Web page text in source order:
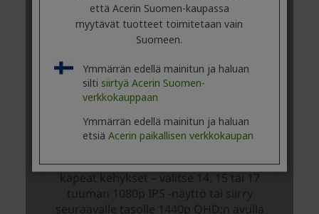
että Acerin Suomen-kaupassa
myytävät tuotteet toimitetaan vain
Suomeen.
Ymmärrän edellä mainitun ja haluan
silti siirtyä Acerin Suomen-
verkkokauppaan
Ymmärrän edellä mainitun ja haluan
etsiä Acerin paikallisen verkkokaupan